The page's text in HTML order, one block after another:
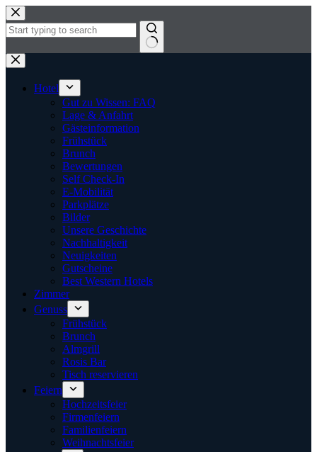
Zum
Inhalt
springen
Keine
Ergebnisse
Hotel
Gut zu Wissen: FAQ
Lage & Anfahrt
Gästeinformation
Frühstück
Brunch
Bewertungen
Self Check-In
E-Mobilität
Parkplätze
Bilder
Unsere Geschichte
Nachhaltigkeit
Neuigkeiten
Gutscheine
Best Western Hotels
Zimmer
Genuss
Frühstück
Brunch
Almgrill
Rosis Bar
Tisch reservieren
Feiern
Hochzeitsfeier
Firmenfeiern
Familienfeiern
Weihnachtsfeier